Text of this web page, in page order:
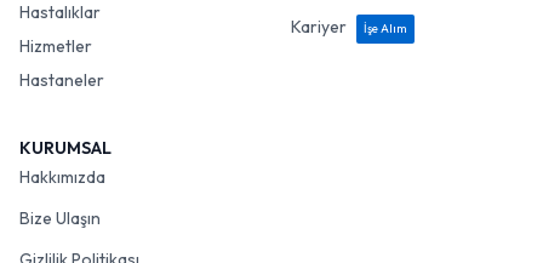
Hastalıklar
Hizmetler
Hastaneler
Kariyer
İşe Alım
KURUMSAL
Hakkımızda
Bize Ulaşın